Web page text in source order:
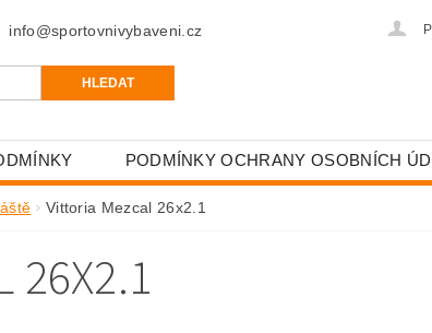
info@sportovnivybaveni.cz
PODMÍNKY OCHRANY OSOBNÍCH
Vittoria Mezcal 26x2.1
26X2.1